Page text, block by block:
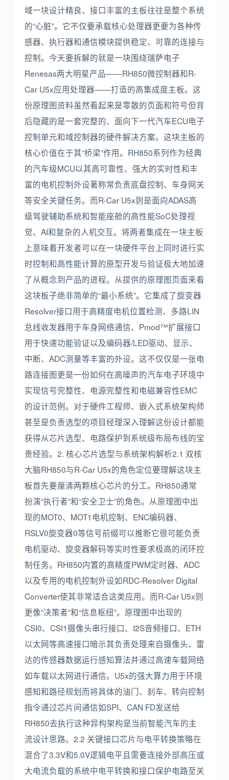
域一块设计精良、接口丰富的主板往往是整个系统
的“心脏”。它不仅要承载核心处理器更要为各种传
感器、执行器和通信模块提供稳定、可靠的连接与
控制。今天要拆解的就是一块围绕瑞萨电子
Renesas两大明星产品——RH850微控制器和R-
Car U5x应用处理器——打造的高集成度主板。这
份原理图资料虽然看起来是零散的页面和符号但背
后隐藏的是一套完整的、面向下一代汽车ECU电子
控制单元和域控制器的硬件解决方案。这块主板的
核心价值在于其“桥梁”作用。RH850系列作为经典
的汽车级MCU以其高可靠性、强大的实时性和丰
富的电机控制外设著称常负责底盘控制、车身网关
等安全关键任务。而R-Car U5x则是面向ADAS高
级驾驶辅助系统和智能座舱的高性能SoC处理视
觉、AI和复杂的人机交互。将两者集成在一块主板
上意味着开发者可以在一块硬件平台上同时进行实
时控制和高性能计算的原型开发与验证极大地加速
了从概念到产品的进程。从提供的原理图页面来看
这块板子绝非简单的“最小系统”。它集成了旋变器
Resolver接口用于高精度电机位置检测、多路LIN
总线收发器用于车身网络通信、Pmod™扩展接口
用于快速功能验证以及编码器/LED驱动、显示、
中断、ADC测量等丰富的外设。这不仅仅是一张电
路连接图更是一份如何在高噪声的汽车电子环境中
实现信号完整性、电源完整性和电磁兼容性EMC
的设计范例。对于硬件工程师、嵌入式系统架构师
甚至是负责选型的项目经理深入理解这份设计都能
获得从芯片选型、电路保护到系统级布局布线的宝
贵经验。2. 核心芯片选型与系统架构解析2.1 双核
大脑RH850与R-Car U5x的角色定位要理解这块主
板首先要厘清两颗核心芯片的分工。RH850通常
扮演“执行者”和“安全卫士”的角色。从原理图中出
现的MOT0、MOT1电机控制、ENC编码器、
RSLV0旋变器0等信号前缀可以推断它很可能负责
电机驱动、旋变器解码等实时性要求极高的闭环控
制任务。RH850内置的高精度PWM定时器、ADC
以及专用的电机控制外设如RDC-Resolver Digital
Converter使其非常适合这类应用。而R-Car U5x则
更像“决策者”和“信息枢纽”。原理图中出现的
CSI0、CSI1摄像头串行接口、I2S音频接口、ETH
以太网等高速接口暗示其负责处理来自摄像头、雷
达的传感器数据运行感知算法并通过高速车载网络
如车载以太网进行通信。U5x的强大算力用于环境
感知和路径规划而将具体的油门、刹车、转向控制
指令通过芯片间通信如SPI、CAN FD发送给
RH850去执行这种异构架构是当前智能汽车的主
流设计思路。2.2 关键接口芯片与电平转换策略在
混合了3.3V和5.0V逻辑电平且需要连接外部高压或
大电流负载的系统中电平转换和接口保护电路至关